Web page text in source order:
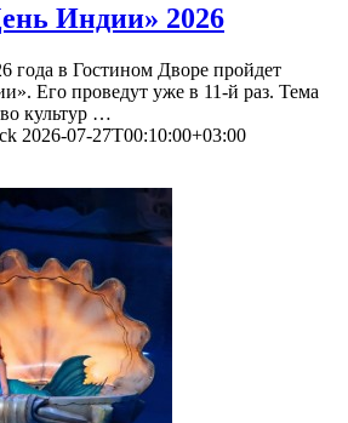
Индии» 2026
года в Гостином Дворе пройдет
Его проведут уже в 11-й раз. Тема
культур …
2026-07-27T00:10:00+03:00